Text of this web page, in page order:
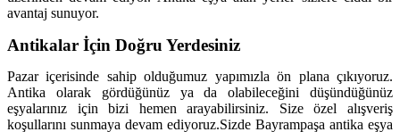
avantaj sunuyor.
Antikalar İçin Doğru Yerdesiniz
Pazar içerisinde sahip olduğumuz yapımızla ön plana çıkıyoruz.
Antika olarak gördüğünüz ya da olabileceğini düşündüğünüz
eşyalarınız için bizi hemen arayabilirsiniz. Size özel alışveriş
koşullarını sunmaya devam ediyoruz.Sizde Bayrampaşa antika eşya